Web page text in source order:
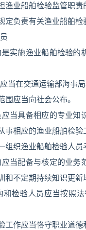
渔业船舶检验监管职
负责有关渔业船舶检
实施渔业船舶检验
当在交通运输部海事
应当向社会公布。
当具备相应的专业
相应的渔业船舶检验
组织渔业船舶检验人
当配备与核定的业
不定期持续知识更新
检验人员应当按照
作应当恪守职业道德